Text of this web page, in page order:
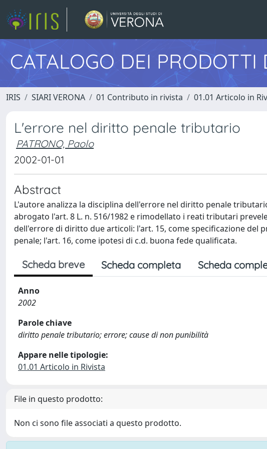
CATALOGO DEI PRODOTTI
IRIS SIARI VERONA 01 Contributo in rivista 01.01 Articolo in
L'errore nel diritto penale tributario
PATRONO, Paolo
2002-01-01
Abstract
L'autore analizza la disciplina dell'errore nel diritto penale
abrogato l'art. 8 L. n. 516/1982 e rimodellato i reati tributari
dell'errore di diritto due articoli: l'art. 15, come specificazione del
penale; l'art. 16, come ipotesi di c.d. buona fede qualificata.
Scheda breve Scheda completa Scheda
Anno
2002
Parole chiave
diritto penale tributario; errore; cause di non punibilità
Appare nelle tipologie:
01.01 Articolo in Rivista
File in questo prodotto:
Non ci sono file associati a questo prodotto.